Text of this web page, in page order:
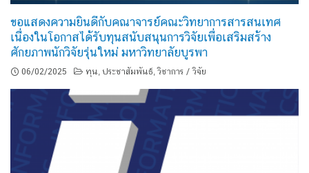
ขอแสดงความยินดีกับคณาจารย์คณะวิทยาการสารสนเทศ
เนื่องในโอกาสได้รับทุนสนับสนุนการวิจัยเพื่อเสริมสร้าง
ศักยภาพนักวิจัยรุ่นใหม่ มหาวิทยาลัยบูรพา
06/02/2025 ทุน ประชาสัมพันธ์ ,วิชาการ / วิจัย